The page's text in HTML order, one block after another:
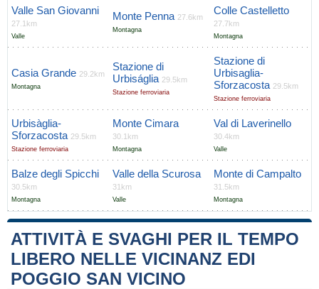
Valle San Giovanni
27.1km
Valle
Monte Penna 27.6km
Montagna
Colle Castelletto
27.7km
Montagna
Casia Grande 29.2km
Montagna
Stazione di
Urbiságlia 29.5km
Stazione ferroviaria
Stazione di
Urbisaglia-
Sforzacosta 29.5km
Stazione ferroviaria
Urbisàglia-
Sforzacosta 29.5km
Stazione ferroviaria
Monte Cimara
30.1km
Montagna
Val di Laverinello
30.4km
Valle
Balze degli Spicchi
30.5km
Montagna
Valle della Scurosa
31km
Valle
Monte di Campalto
31.5km
Montagna
ATTIVITÀ E SVAGHI PER IL TEMPO
LIBERO NELLE VICINANZ EDI
POGGIO SAN VICINO